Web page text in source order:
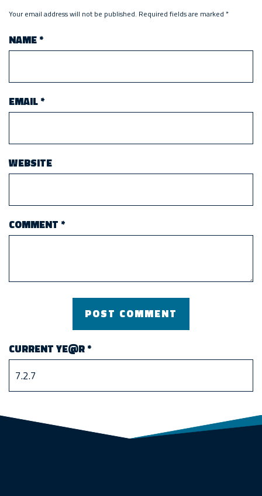
Your email address will not be published. Required fields are marked *
NAME*
EMAIL*
WEBSITE
COMMENT *
CURRENT YE@R*